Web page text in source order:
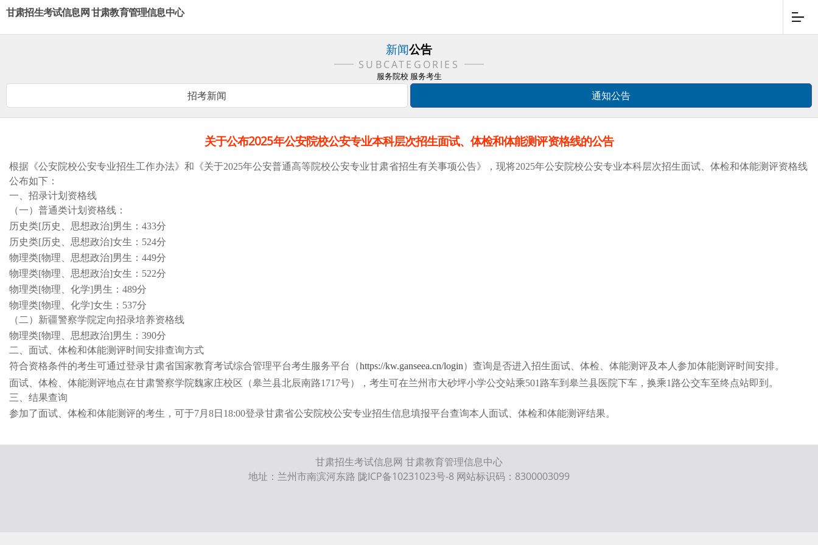
甘肃招生考试信息网 甘肃教育管理信息中心
新闻公告
SUBCATEGORIES
服务院校 服务考生
招考新闻 通知公告
关于公布2025年公安院校公安专业本科层次招生面试、体检和体能测评资格线的公告
根据《公安院校公安专业招生工作办法》和《关于2025年公安普通高等院校公安专业甘肃省招生有关事项公告》， 现将2025年公安院校公安专业本科层次招生面试、体检和体能测评资格线
公布如下：
一、 招录计划资格线
（一）普通类计划资格线：
历史类[历史、思想政治]男生：433分
历史类[历史、思想政治]女生：524分
物理类[物理、思想政治]男生：449分
物理类[物理、思想政治]女生：522分
物理类[物理、化学]男生：489分
物理类[物理、化学]女生：537分
（二）新疆警察学院定向招录培养资格线
物理类[物理、思想政治]男生：390分
二
、面试、体检和体能测评时间安排查询方式
符合资格条件的考生可通过登录甘肃省国家教育考试综合管理平台考生服务平台 （https://kw.ganseea.cn/login） 查询是否进入招生面试、体检、体能测评及本人参加体能测评时间安排。
面试、体检、体能测评地点在甘肃警察学院魏家庄校区 （皋兰县北辰南路1717号） ，考生可在兰州市大砂坪小学公交站乘501路车到皋兰县医院下车，换乘1路公交车至终点站即到 。
三
结果查询
参加了面试、体检和体能测评的考生 ， 可于7月 8日 18:00登录甘肃省公安院校公安专业招生信息填报平台查询本人面试、体检和体能测评结果。
甘肃招生考试信息网 甘肃教育管理信息中心
地址：兰州市南滨河东路 陇ICP备10231023号-8 网站标识码：8300003099